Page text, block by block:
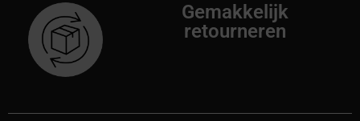
Gemakkelijk
retourneren